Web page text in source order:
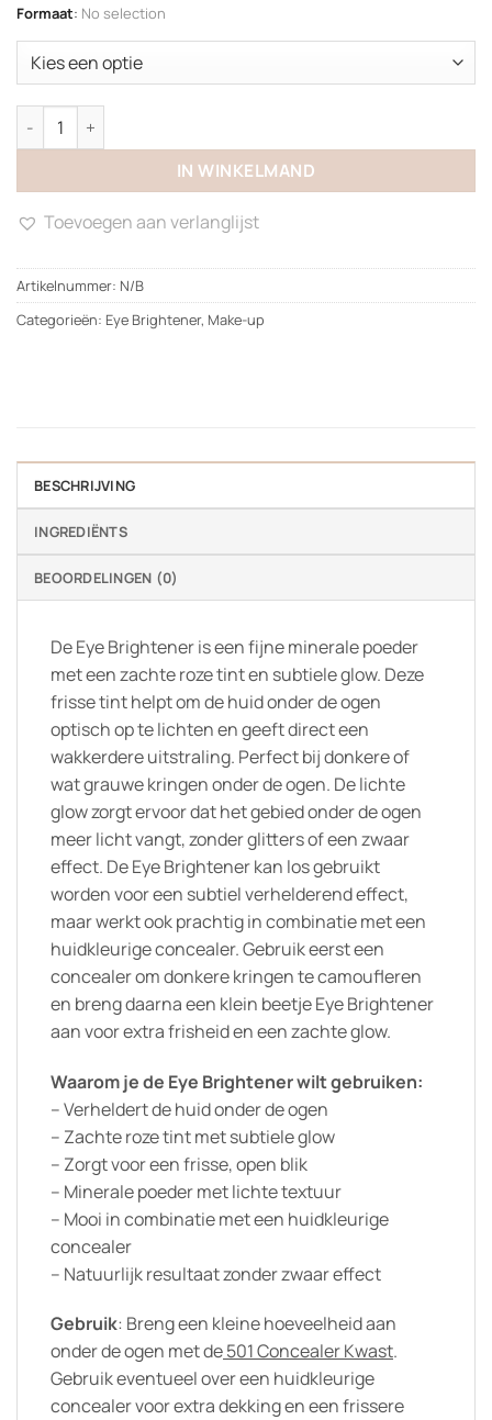
Formaat: No selection
Eye Brightener aantal
IN WINKELMAND
Toevoegen aan verlanglijst
Artikelnummer: N/B
Categorieën: Eye Brightener, Make-up
BESCHRIJVING
INGREDIËNTS
BEOORDELINGEN (0)
De Eye Brightener is een fijne minerale poeder
met een zachte roze tint en subtiele glow. Deze
frisse tint helpt om de huid onder de ogen
optisch op te lichten en geeft direct een
wakkerdere uitstraling. Perfect bij donkere of
wat grauwe kringen onder de ogen. De lichte
glow zorgt ervoor dat het gebied onder de ogen
meer licht vangt, zonder glitters of een zwaar
effect. De Eye Brightener kan los gebruikt
worden voor een subtiel verhelderend effect,
maar werkt ook prachtig in combinatie met een
huidkleurige concealer. Gebruik eerst een
concealer om donkere kringen te camoufleren
en breng daarna een klein beetje Eye Brightener
aan voor extra frisheid en een zachte glow.
Waarom je de Eye Brightener wilt gebruiken:
– Verheldert de huid onder de ogen
– Zachte roze tint met subtiele glow
– Zorgt voor een frisse, open blik
– Minerale poeder met lichte textuur
– Mooi in combinatie met een huidkleurige
concealer
– Natuurlijk resultaat zonder zwaar effect
Gebruik: Breng een kleine hoeveelheid aan
onder de ogen met de501 Concealer Kwast.
Gebruik eventueel over een huidkleurige
concealer voor extra dekking en een frissere